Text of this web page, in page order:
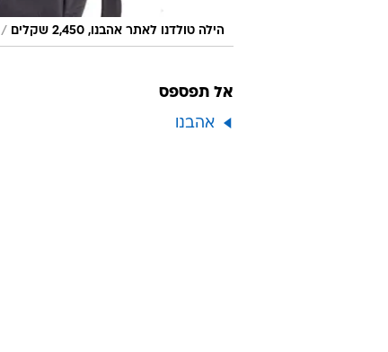
הילה טולדנו לאתר אהבנו, 2,450 שקלים /
אל תפספס
אהבנו